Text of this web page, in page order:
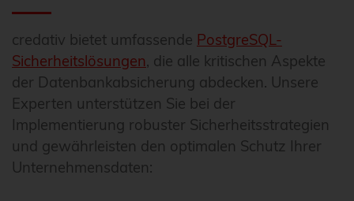
credativ bietet umfassende PostgreSQL-
Sicherheitslösungen, die alle kritischen Aspekte
der Datenbankabsicherung abdecken. Unsere
Experten unterstützen Sie bei der
Implementierung robuster Sicherheitsstrategien
und gewährleisten den optimalen Schutz Ihrer
Unternehmensdaten: